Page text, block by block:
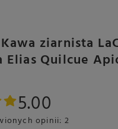
ziarnista
Elias Quilcue
5.00
opinii: 2